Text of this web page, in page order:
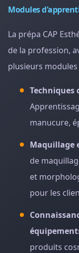
Modules
La prépa CAP
de la profession,
plusieurs modules
Techniques
manucure,
Maquillage
de
et
pour les
produits